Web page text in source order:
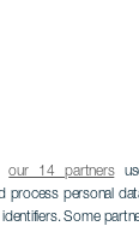
our 14 partners
process personal
Some